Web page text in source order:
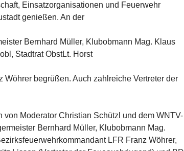
Einsatzorganisationen und Feuerwehr
genießen. An der
Bernhard Müller, Klubobmann Mag. Klaus
Stadtrat ObstLt. Horst
begrüßen. Auch zahlreiche Vertreter der
Moderator Christian Schützl und dem WNTV-
Bernhard Müller, Klubobmann Mag.
LFR Franz Wöhrer,